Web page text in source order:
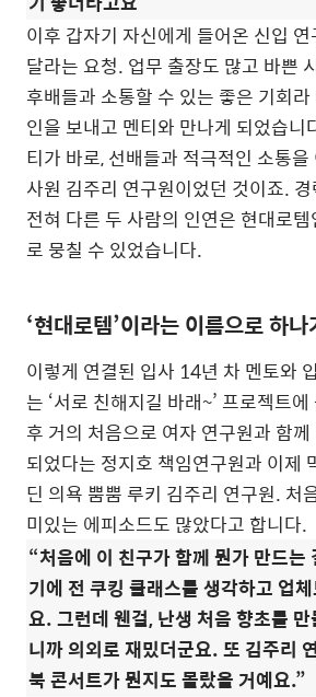
이후 갑자기 자신에게 들어온 신입
달라는 요청. 업무 출장도 많고 바쁜
후배들과 소통할 수 있는 좋은 기회
인을 보내고 멘티와 만나게 되었습니
티가 바로, 선배들과 적극적인 소통
사원 김주리 연구원이었던 것이죠.
전혀 다른 두 사람의 인연은 현대로
로 뭉칠 수 있었습니다.
‘현대로템’이라는 이름으로 하
이렇게 연결된 입사 14년 차 멘토와
는 ‘서로 친해지길 바래~’ 프로젝트
후 거의 처음으로 여자 연구원과 함
되었다는 정지호 책임연구원과 이제
딘 의욕 뿜뿜 루키 김주리 연구원. 처
미있는 에피소드도 많았다고 합니다.
“처음에 이 친구가 함께 뭔가 만드는
기에 전 쿠킹 클래스를 생각하고 업
요. 그런데 웬걸, 난생 처음 향초를
니까 의외로 재밌더군요. 또 김주리
북 콘서트가 뭔지도 몰랐을 거예요.”